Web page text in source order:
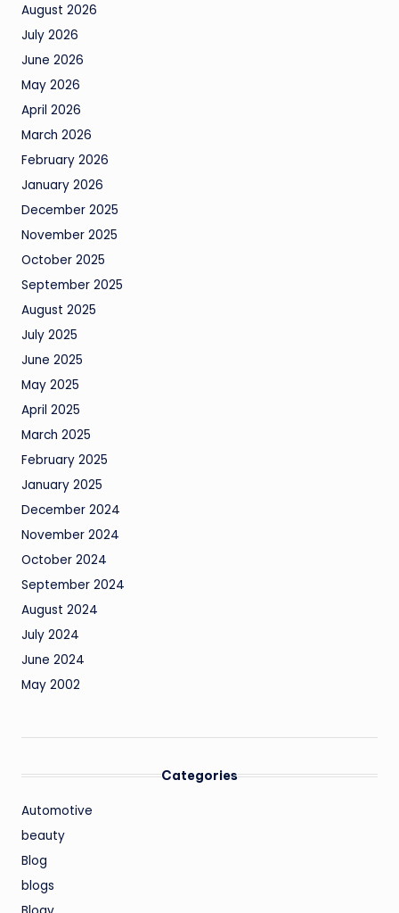
August 2026
July 2026
June 2026
May 2026
April 2026
March 2026
February 2026
January 2026
December 2025
November 2025
October 2025
September 2025
August 2025
July 2025
June 2025
May 2025
April 2025
March 2025
February 2025
January 2025
December 2024
November 2024
October 2024
September 2024
August 2024
July 2024
June 2024
May 2002
Categories
Automotive
beauty
Blog
blogs